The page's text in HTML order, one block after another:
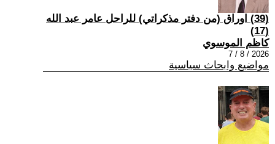
(39) اوراق (من دفتر مذكراتي) للراحل عامر عبد الله
(17)
كاظم الموسوي
2026 / 8 / 7
مواضيع وابحاث سياسية